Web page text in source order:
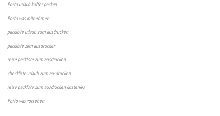
Porto urlaub koffer packen
Porto was mitnehmen
packliste urlaub zum ausdrucken
packliste zum ausdrucken
reise packliste zum ausdrucken
checkliste urlaub zum ausdrucken
reise packliste zum ausdrucken kostenlos
Porto was vorsehen